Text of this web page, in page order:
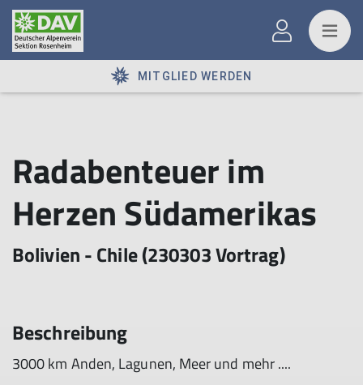
MITGLIED WERDEN
Radabenteuer im
Herzen Südamerikas
Bolivien - Chile (230303 Vortrag)
Beschreibung
3000 km Anden, Lagunen, Meer und mehr ....